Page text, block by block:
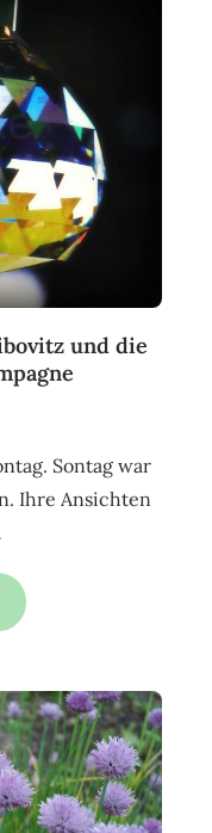
und die
Sontag war
Ihre Ansichten